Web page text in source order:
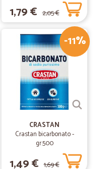
1,79 € 2,05 €
-11%
CRASTAN
Crastan bicarbonato -
gr.500
1,49 € 1,69 €